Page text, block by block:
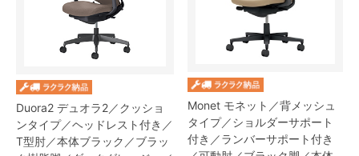
Duora2 デュオラ2／クッショ
ンタイプ／ヘッドレスト付き／
T型肘／本体ブラック／ブラッ
Monet モネット／背メッシュ
タイプ／ショルダーサポート
付き／ランバーサポート付き